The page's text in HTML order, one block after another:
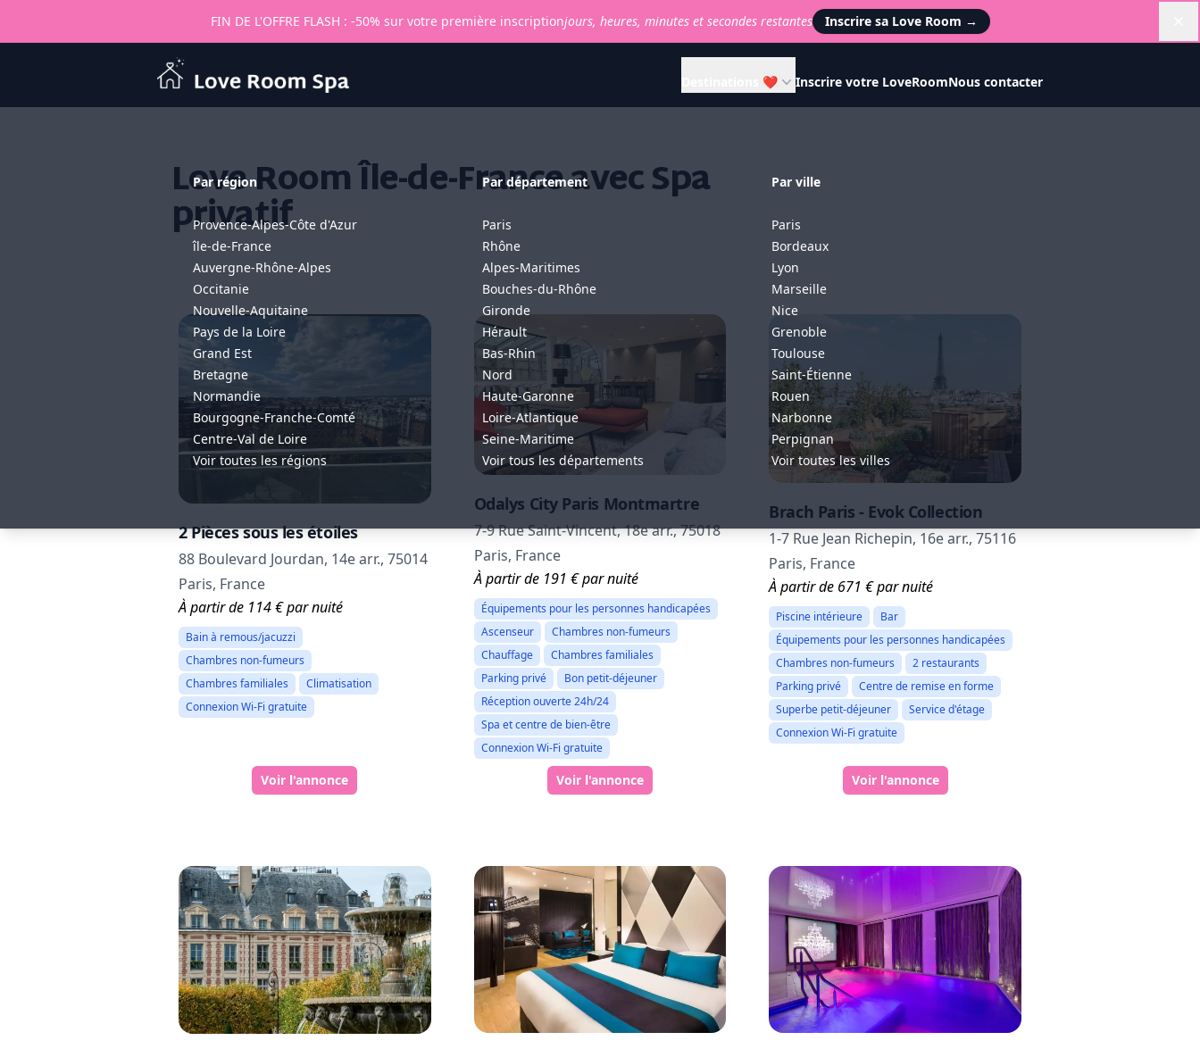
FIN DE L'OFFRE FLASH : -50% sur votre première inscriptionjours, heures, minutes et secondes restantes Inscrire sa Love Room →
Love Room Spa
Destinations ❤
Par région
Provence-Alpes-Côte d'Azur
île-de-France
Auvergne-Rhône-Alpes
Occitanie
Nouvelle-Aquitaine
Pays de la Loire
Grand Est
Bretagne
Normandie
Bourgogne-Franche-Comté
Centre-Val de Loire
Voir toutes les régions
Par département
Paris
Rhône
Alpes-Maritimes
Bouches-du-Rhône
Gironde
Hérault
Bas-Rhin
Nord
Haute-Garonne
Loire-Atlantique
Seine-Maritime
Voir tous les départements
Par ville
Paris
Bordeaux
Lyon
Marseille
Nice
Grenoble
Toulouse
Saint-Étienne
Rouen
Narbonne
Perpignan
Voir toutes les villes
Inscrire votre LoveRoomNous contacter
Love Room Île-de-France avec Spa
privatif
2 Pièces sous les étoiles
88 Boulevard Jourdan, 14e arr., 75014
Paris, France
À partir de 114 € par nuité
Bain à remous/jacuzzi
Chambres non-fumeurs
Chambres familiales
Climatisation
Connexion Wi-Fi gratuite
Voir l'annonce
Odalys City Paris Montmartre
7-9 Rue Saint-Vincent, 18e arr., 75018
Paris, France
À partir de 191 € par nuité
Équipements pour les personnes handicapées
Ascenseur
Chambres non-fumeurs
Chauffage
Chambres familiales
Parking privé
Bon petit-déjeuner
Réception ouverte 24h/24
Spa et centre de bien-être
Connexion Wi-Fi gratuite
Voir l'annonce
Brach Paris - Evok Collection
1-7 Rue Jean Richepin, 16e arr., 75116
Paris, France
À partir de 671 € par nuité
Piscine intérieure
Bar
Équipements pour les personnes handicapées
Chambres non-fumeurs
2 restaurants
Parking privé
Centre de remise en forme
Superbe petit-déjeuner
Service d'étage
Connexion Wi-Fi gratuite
Voir l'annonce